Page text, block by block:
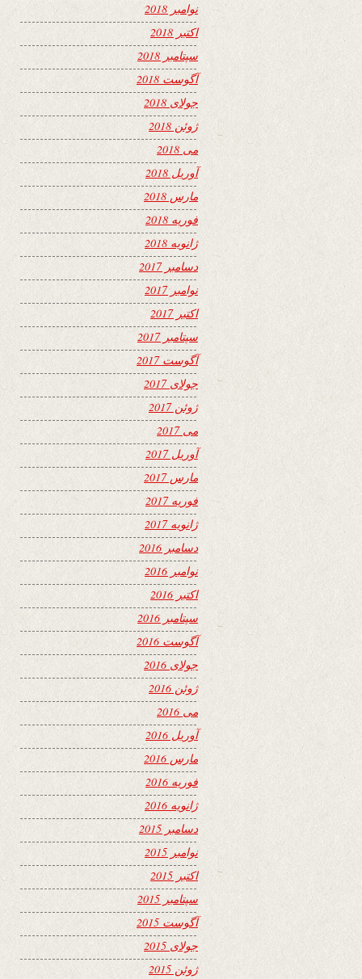
نوامبر 2018
اکتبر 2018
سپتامبر 2018
آگوست 2018
جولای 2018
ژوئن 2018
می 2018
آوریل 2018
مارس 2018
فوریه 2018
ژانویه 2018
دسامبر 2017
نوامبر 2017
اکتبر 2017
سپتامبر 2017
آگوست 2017
جولای 2017
ژوئن 2017
می 2017
آوریل 2017
مارس 2017
فوریه 2017
ژانویه 2017
دسامبر 2016
نوامبر 2016
اکتبر 2016
سپتامبر 2016
آگوست 2016
جولای 2016
ژوئن 2016
می 2016
آوریل 2016
مارس 2016
فوریه 2016
ژانویه 2016
دسامبر 2015
نوامبر 2015
اکتبر 2015
سپتامبر 2015
آگوست 2015
جولای 2015
ژوئن 2015